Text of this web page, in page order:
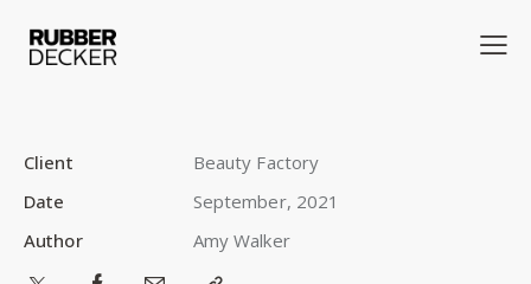
Client
Beauty Factory
Date
September, 2021
Author
Amy Walker